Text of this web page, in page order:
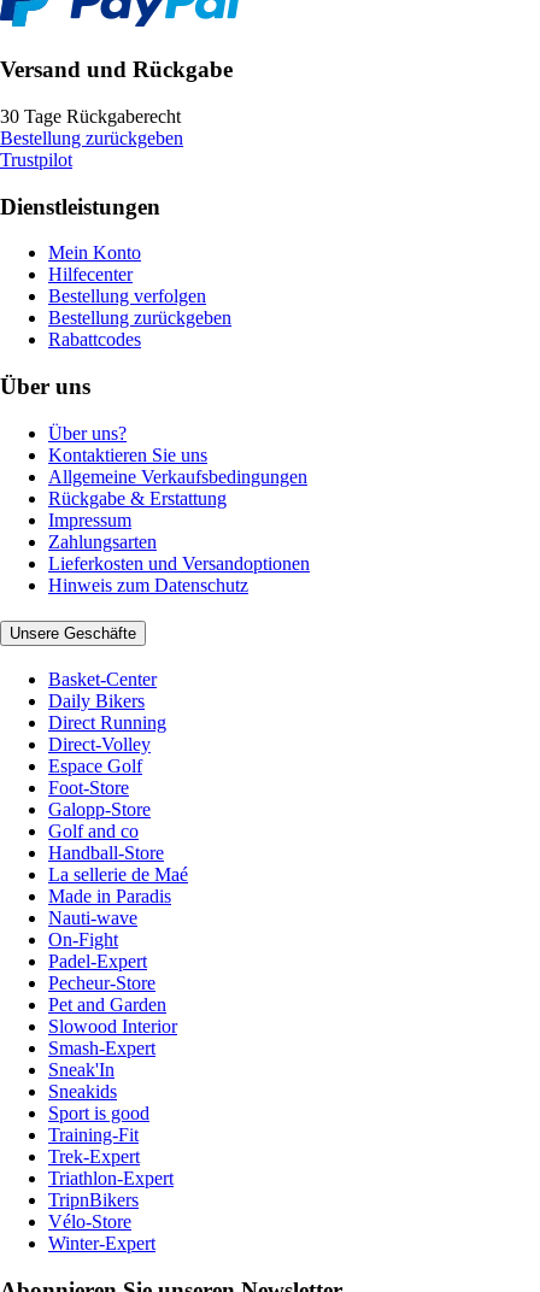
Versand und Rückgabe
30 Tage Rückgaberecht
Bestellung zurückgeben
Trustpilot
Dienstleistungen
Mein Konto
Hilfecenter
Bestellung verfolgen
Bestellung zurückgeben
Rabattcodes
Über uns
Über uns?
Kontaktieren Sie uns
Allgemeine Verkaufsbedingungen
Rückgabe & Erstattung
Impressum
Zahlungsarten
Lieferkosten und Versandoptionen
Hinweis zum Datenschutz
Unsere Geschäfte
Basket-Center
Daily Bikers
Direct Running
Direct-Volley
Espace Golf
Foot-Store
Galopp-Store
Golf and co
Handball-Store
La sellerie de Maé
Made in Paradis
Nauti-wave
On-Fight
Padel-Expert
Pecheur-Store
Pet and Garden
Slowood Interior
Smash-Expert
Sneak'In
Sneakids
Sport is good
Training-Fit
Trek-Expert
Triathlon-Expert
TripnBikers
Vélo-Store
Winter-Expert